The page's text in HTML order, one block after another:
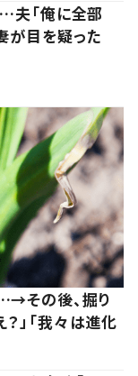
夫「俺に全部
が目を疑った
その後、掘り
」「我々は進化